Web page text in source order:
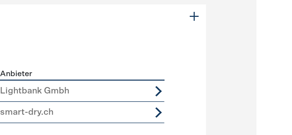
Anbieter
Lightbank Gmbh
smart-dry.ch